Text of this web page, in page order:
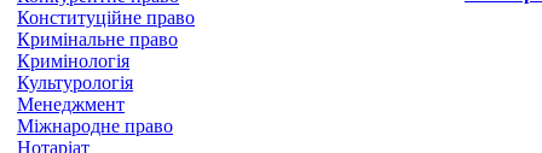
Конституційне право
Кримінальне право
Кримінологія
Культурологія
Менеджмент
Міжнародне право
Нотаріат